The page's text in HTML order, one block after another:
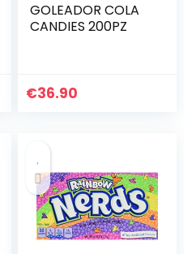
GOLEADOR COLA
CANDIES 200PZ
€36.90